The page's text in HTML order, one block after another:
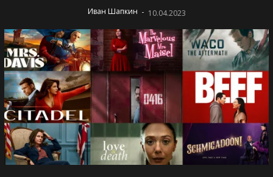
Иван Шапкин - 10.04.2023